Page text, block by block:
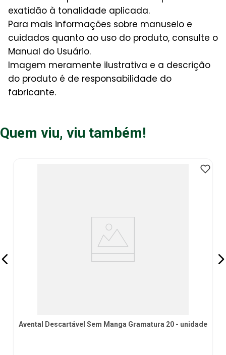
exatidão à tonalidade aplicada.
Para mais informações sobre manuseio e
cuidados quanto ao uso do produto, consulte o
Manual do Usuário.
Imagem meramente ilustrativa e a descrição
do produto é de responsabilidade do
fabricante.
Quem viu, viu também!
Avental Descartável Sem Manga Gramatura 20 - unidade